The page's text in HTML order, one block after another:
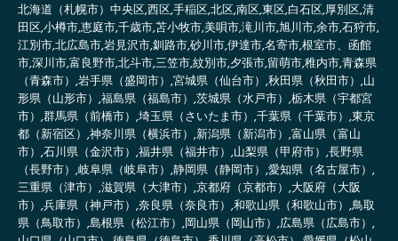
北海道（札幌市）中央区,西区,手稲区,北区,南区,東区,白石区,厚別区,清
田区,小樽市,恵庭市,千歳市,苫小牧市,美唄市,滝川市,旭川市,余市,石狩市,
江別市,北広島市,岩見沢市,釧路市,砂川市,伊達市,名寄市,根室市、函館
市,深川市,富良野市,北斗市,三笠市,紋別市,夕張市,留萌市,稚内市,青森県
（青森市）,岩手県（盛岡市）,宮城県（仙台市）,秋田県（秋田市）,山
形県（山形市）,福島県（福島市）,茨城県（水戸市）,栃木県（宇都宮
市）,群馬県（前橋市）,埼玉県（さいたま市）,千葉県（千葉市）,東京
都（新宿区）,神奈川県（横浜市）,新潟県（新潟市）,富山県（富山
市）,石川県（金沢市）,福井県（福井市）,山梨県（甲府市）,長野県
（長野市）,岐阜県（岐阜市）,静岡県（静岡市）,愛知県（名古屋市）,
三重県（津市）,滋賀県（大津市）,京都府（京都市）,大阪府（大阪
市）,兵庫県（神戸市）,奈良県（奈良市）,和歌山県（和歌山市）,鳥取
県（鳥取市）,島根県（松江市）,岡山県（岡山市）,広島県（広島市）,